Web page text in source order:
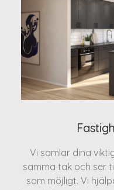
Vi samlar dina
samma tak och ser
som möjligt. Vi